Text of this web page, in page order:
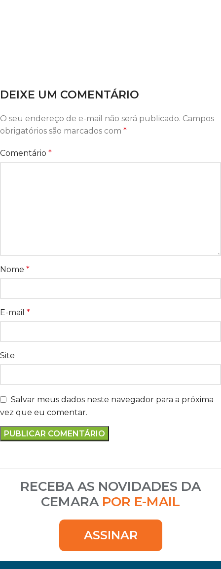
DEIXE UM COMENTÁRIO
O seu endereço de e-mail não será publicado. Campos
obrigatórios são marcados com *
Comentário *
Nome *
E-mail *
Site
Salvar meus dados neste navegador para a próxima
vez que eu comentar.
RECEBA AS NOVIDADES DA
CEMARA POR E-MAIL
ASSINAR